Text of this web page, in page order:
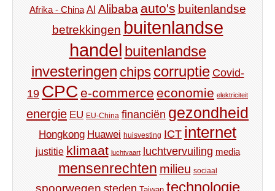
Afrika - China AI Alibaba auto's buitenlandse
betrekkingen buitenlandse
handel buitenlandse
investeringen chips corruptie Covid-
19 CPC e-commerce economie elektriciteit
energie EU EU-China financiën gezondheid
Hongkong Huawei huisvesting ICT internet
justitie klimaat luchtvaart luchtvervuiling media
mensenrechten milieu sociaal
spoorwegen steden technologie